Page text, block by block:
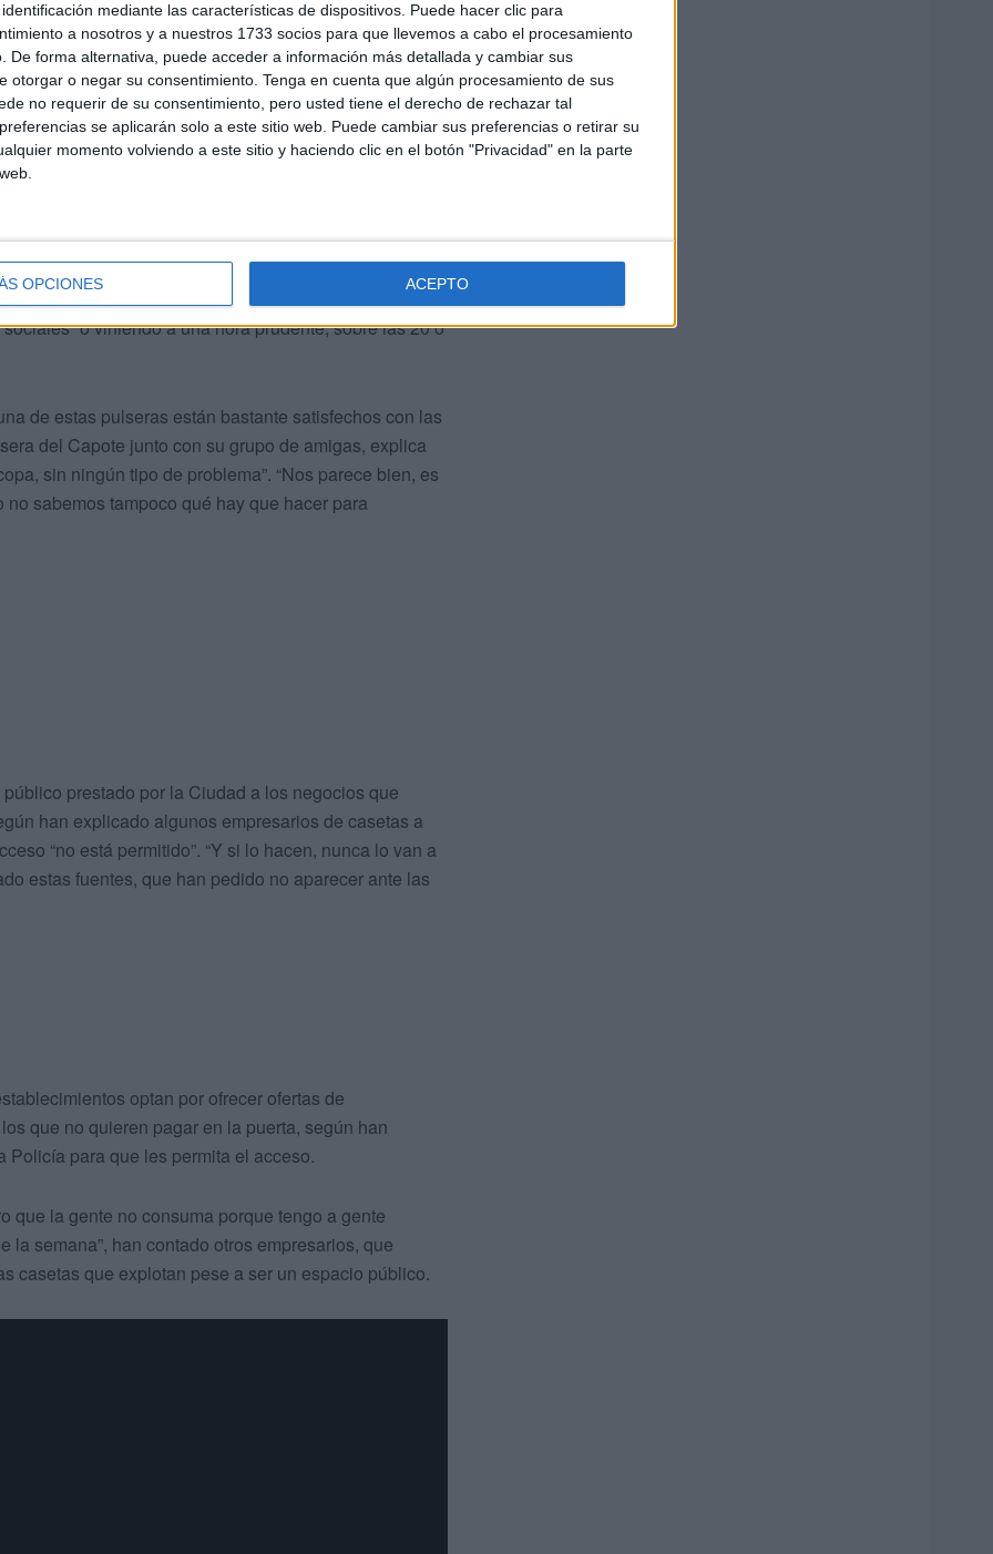
mediante las características de dispositivos. Puede hacer clic para
a nosotros y a nuestros 1733 socios para que llevemos a cabo el procesamiento
De forma alternativa, puede acceder a información más detallada y cambiar sus
otorgar o negar su consentimiento. Tenga en cuenta que algún procesamiento de sus
no requerir de su consentimiento, pero usted tiene el derecho de rechazar tal
se aplicarán solo a este sitio web. Puede cambiar sus preferencias o retirar su
momento volviendo a este sitio y haciendo clic en el botón "Privacidad" en la parte
OPCIONES ACEPTO
la caseta El Capote. Con un aforo más grande, este
de espacio que El Señorío (de 10 metros), aunque la
en caseta de bebida. Nicolás, uno de los
que la gente entre, ya que “todos entran”, pero los
ha especificado cómo se puede conseguir, ha
“o viniendo a una hora prudente, sobre las 20 o
de estas pulseras están bastante satisfechos con las
del Capote junto con su grupo de amigas, explica
sin ningún tipo de problema”. “Nos parece bien, es
sabemos tampoco qué hay que hacer para
prestado por la Ciudad a los negocios que
han explicado algunos empresarios de casetas a
“no está permitido”. “Y si lo hacen, nunca lo van a
estas fuentes, que han pedido no aparecer ante las
optan por ofrecer ofertas de
que no quieren pagar en la puerta, según han
para que les permita el acceso.
que la gente no consuma porque tengo a gente
semana”, han contado otros empresarios, que
casetas que explotan pese a ser un espacio público.